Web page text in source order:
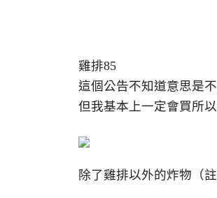
雞排85
這個公告不知道意思是
但我基本上一定會買所
除了雞排以外的炸物（